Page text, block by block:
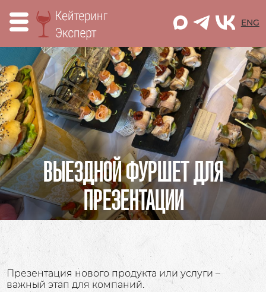
M ENG
ВЫЕЗДНОЙ ФУРШЕТ ДЛЯ
ПРЕЗЕНТАЦИИ
Презентация нового продукта или услуги –
важный этап для компаний.